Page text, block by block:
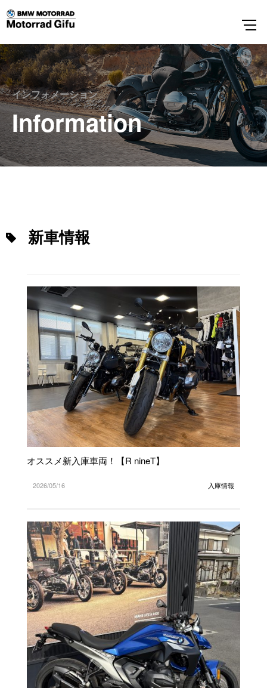
インフォメーション
Information
新車情報
オススメ新入庫車両！【R nineT】
2026/05/16 入庫情報